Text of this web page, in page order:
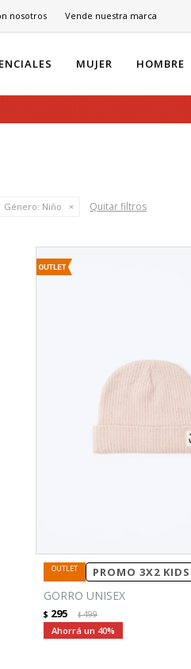
MUJER HOMBRE
nosotros Vende nuestra marca
Género: Niño Quitar filtros
PROMO 3X2 KIDS
GORRO UNISEX
$ 295 $499
40